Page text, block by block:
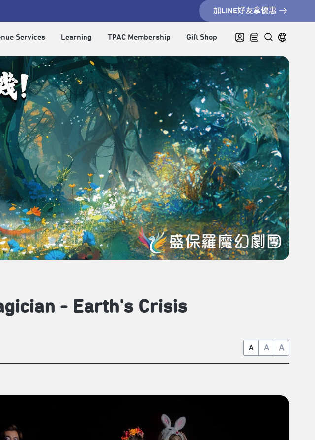
加LINE好友拿優惠
Services Learning TPAC Membership Gift Shop
- Earth's Crisis
A A A